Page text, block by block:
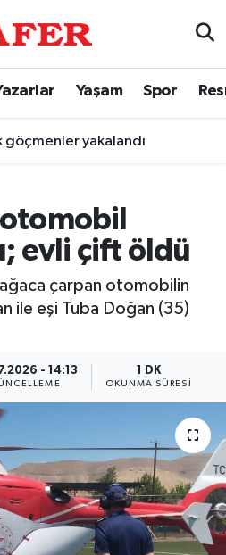
Yaşam Spor
yakalandı
evli çift öldü
çarpan otomobilin
ile eşi Tuba Doğan (35)
- 14:13 1 DK
OKUNMA SÜRESI
ve Fikstür